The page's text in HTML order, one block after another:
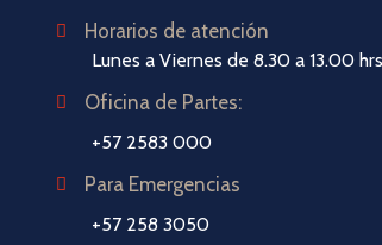
Horarios de atención
Lunes a Viernes de 8.30 a 13.00 hrs
Oficina de Partes:
+57 2583 000
Para Emergencias
+57 258 3050